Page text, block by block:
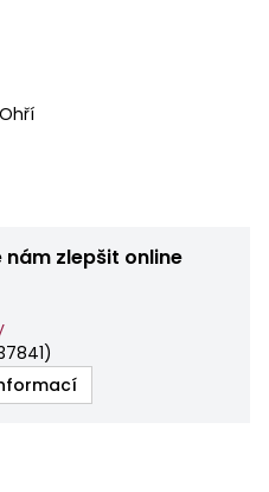
zlepšit online
)